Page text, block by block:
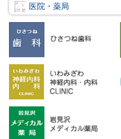
医院・薬局